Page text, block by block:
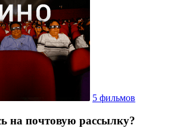
5 фильмов
на почтовую рассылку?